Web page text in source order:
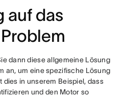
auf das
dann diese allgemeine Lösung
an, um eine spezifische Lösung
dies in unserem Beispiel, dass
und den Motor so